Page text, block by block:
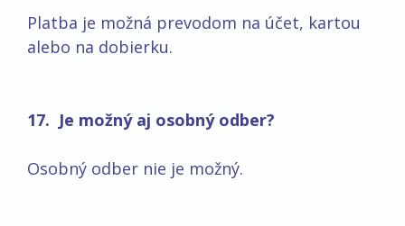
Platba je možná prevodom na účet, kartou
alebo na dobierku.
17. Je možný aj osobný odber?
Osobný odber nie je možný.